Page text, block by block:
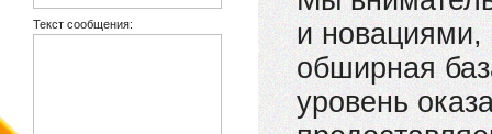
Текст сообщения:
и
обширная
уровень